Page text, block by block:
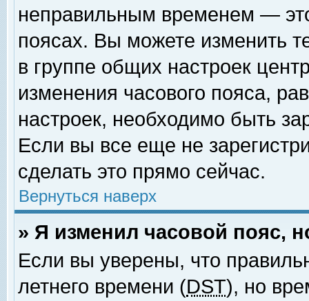
неправильным временем —
поясах. Вы можете изменить
в группе общих настроек
изменения часового пояса,
настроек, необходимо быть
Если вы все еще не
сделать это прямо сейчас.
Вернуться наверх
» Я изменил часовой пояс,
Если вы уверены, что
летнего времени (DST), но